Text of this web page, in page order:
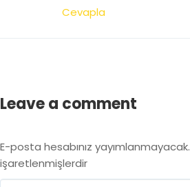
Cevapla
Leave a comment
E-posta hesabınız yayımlanmayacak.
işaretlenmişlerdir